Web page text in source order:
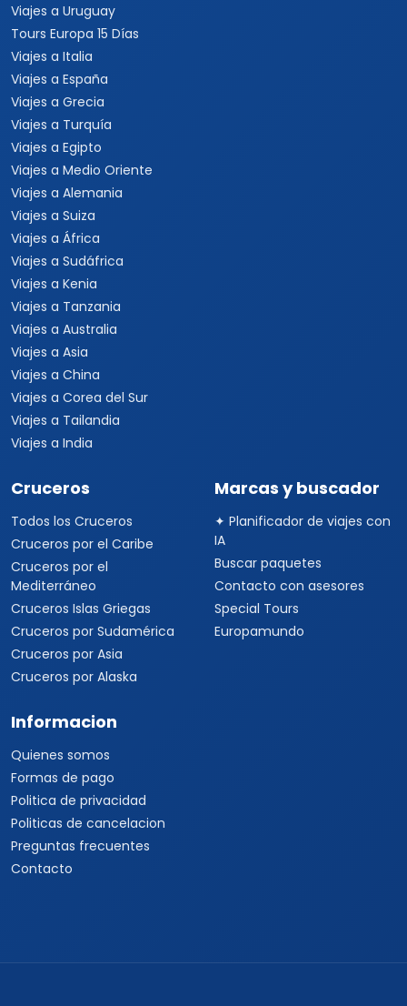
Viajes a Jamaica
Viajes a Rep. Dominicana
Viajes a Centroamérica
Viajes a Costa Rica
Viajes a Panamá
Viajes a Argentina
Viajes a Brasil
Viajes a Uruguay
Tours Europa 15 Días
Viajes a Italia
Viajes a España
Viajes a Grecia
Viajes a Turquía
Viajes a Egipto
Viajes a Medio Oriente
Viajes a Alemania
Viajes a Suiza
Viajes a África
Viajes a Sudáfrica
Viajes a Kenia
Viajes a Australia
Viajes a Asia
Viajes a Corea del Sur
Viajes a Tailandia
Viajes a India
Cruceros
Todos los Cruceros
Cruceros por el
Mediterráneo
Cruceros Islas Griegas
Cruceros por Sudamérica
Cruceros por Asia
Cruceros por Alaska
Marcas y buscador
Informacion
Politica de privacidad